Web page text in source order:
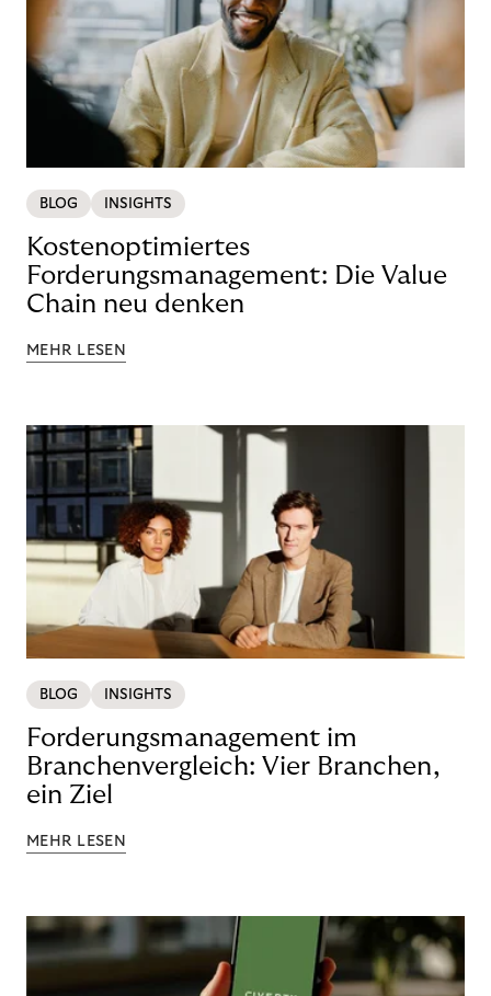
BLOG INSIGHTS
Kostenoptimiertes
Forderungsmanagement: Die Value
Chain neu denken
MEHR LESEN
BLOG INSIGHTS
Forderungsmanagement im
Branchenvergleich: Vier Branchen,
ein Ziel
MEHR LESEN